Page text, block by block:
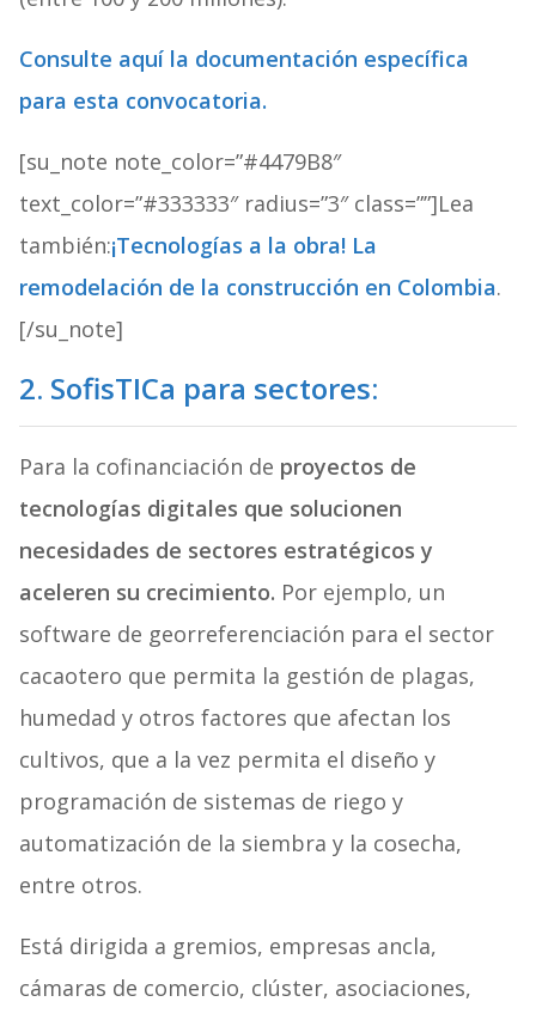
Consulte aquí la documentación específica
para esta convocatoria.
[su_note note_color=”#4479B8″
text_color=”#333333″ radius=”3″ class=””]Lea
también:¡Tecnologías a la obra! La
remodelación de la construcción en Colombia.
[/su_note]
2. SofisTICa para sectores:
Para la cofinanciación de proyectos de
tecnologías digitales que solucionen
necesidades de sectores estratégicos y
aceleren su crecimiento. Por ejemplo, un
software de georreferenciación para el sector
cacaotero que permita la gestión de plagas,
humedad y otros factores que afectan los
cultivos, que a la vez permita el diseño y
programación de sistemas de riego y
automatización de la siembra y la cosecha,
entre otros.
Está dirigida a gremios, empresas ancla,
cámaras de comercio, clúster, asociaciones,